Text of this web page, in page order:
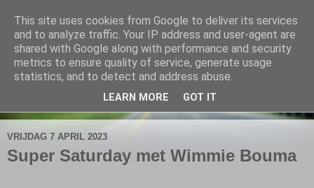
De Elshofbode
Nieuws uit Wijthmen, Herfte en Zalné.
VRIJDAG 7 APRIL 2023
Super Saturday met Wimmie Bouma
This site uses cookies from Google to deliver its services
and to analyze traffic. Your IP address and user-agent are
shared with Google along with performance and security
metrics to ensure quality of service, generate usage
statistics, and to detect and address abuse.
LEARN MORE GOT IT